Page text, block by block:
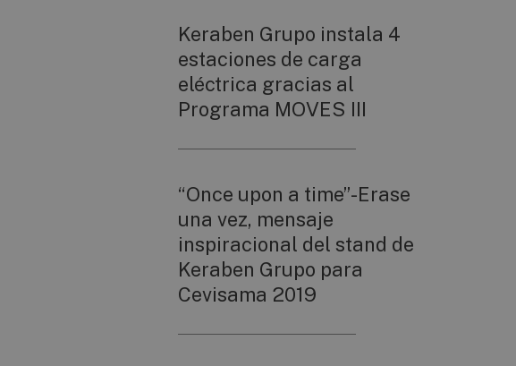
Keraben Grupo instala 4
estaciones de carga
eléctrica gracias al
Programa MOVES III
“Once upon a time”-Erase
una vez, mensaje
inspiracional del stand de
Keraben Grupo para
Cevisama 2019